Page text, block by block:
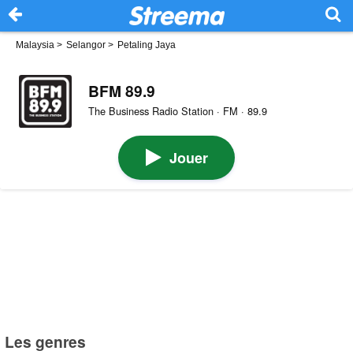
Malaysia > Selangor > Petaling Jaya
BFM 89.9
The Business Radio Station · FM · 89.9
Jouer
Les genres